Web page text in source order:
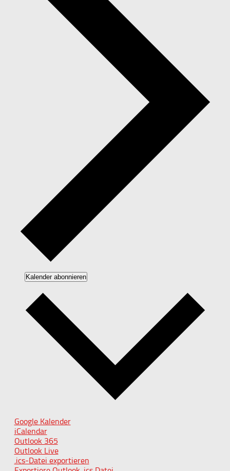
Kalender abonnieren
Google Kalender
iCalendar
Outlook 365
Outlook Live
.ics-Datei exportieren